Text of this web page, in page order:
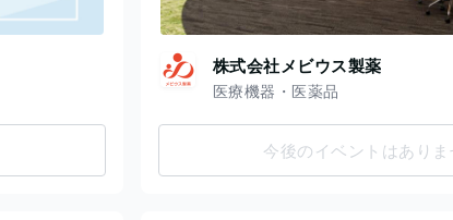
株式会社メビウス製薬
医療機器・医薬品
今後のイベントはありま